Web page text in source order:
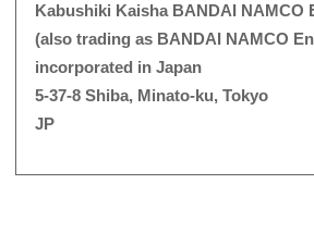
Kabushiki Kaisha BANDAI NAMCO
(also trading as BANDAI NAMCO
incorporated in Japan
5-37-8 Shiba, Minato-ku, Tokyo
JP